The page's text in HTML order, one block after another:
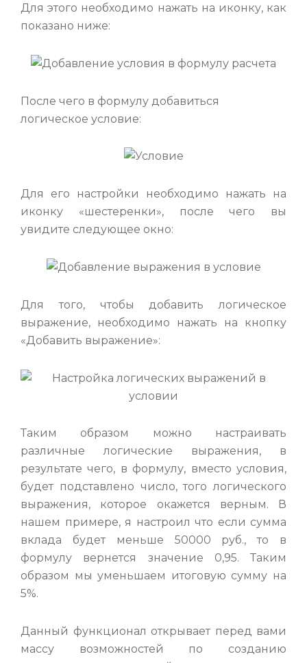
Для этого необходимо нажать на иконку, как
показано ниже:
После чего в формулу добавиться
логическое условие:
Для его настройки необходимо нажать на
иконку «шестеренки», после чего вы
увидите следующее окно:
Для того, чтобы добавить логическое
выражение, необходимо нажать на кнопку
«Добавить выражение»:
Таким образом можно настраивать
различные логические выражения, в
результате чего, в формулу, вместо условия,
будет подставлено число, того логического
выражения, которое окажется верным. В
нашем примере, я настроил что если сумма
вклада будет меньше 50000 руб., то в
формулу вернется значение 0,95. Таким
образом мы уменьшаем итоговую сумму на
5%.
Данный функционал открывает перед вами
массу возможностей по созданию